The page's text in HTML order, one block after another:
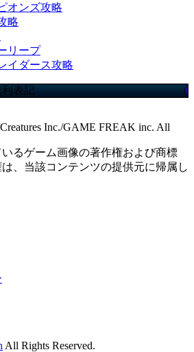
オンズ攻略
略
リープ
イダース攻略
表記
Inc./GAME FREAK inc. All
るゲーム画像の著作権および商標
、当該コンテンツの提供元に帰属し
All Rights Reserved.